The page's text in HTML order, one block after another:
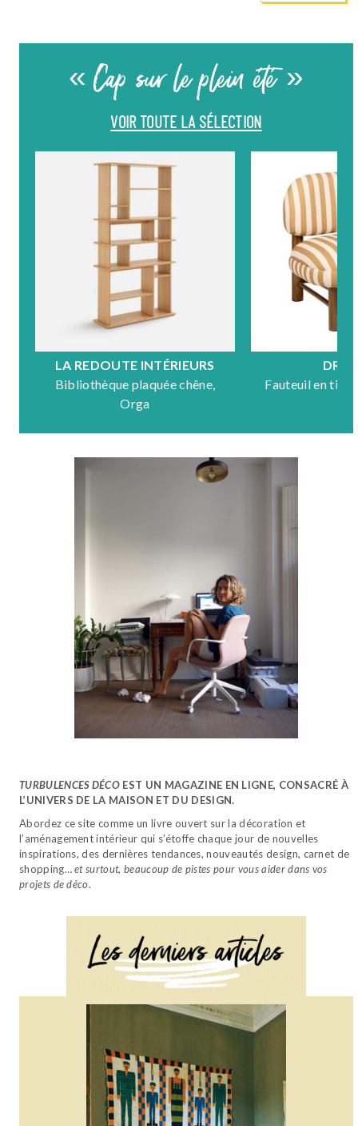
« Cap sur le plein été »
VOIR TOUTE LA SÉLECTION
LA REDOUTE INTÉRIEURS
Bibliothèque plaquée chêne,
Orga
Fauteuil en
TURBULENCES DÉCO EST UN MAGAZINE EN LIGNE, CONSACRÉ À
L’UNIVERS DE LA MAISON ET DU DESIGN.
Abordez ce site comme un livre ouvert sur la décoration et
l’aménagement intérieur qui s’étoffe chaque jour de nouvelles
inspirations, des dernières tendances, nouveautés design, carnet de
shopping…et surtout, beaucoup de pistes pour vous aider dans vos
projets de déco.